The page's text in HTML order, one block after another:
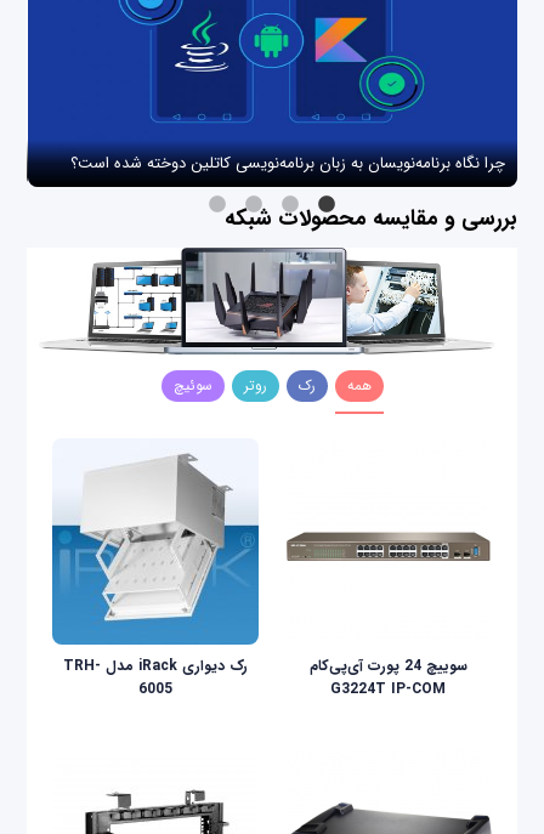
چرا نگاه برنامه‌نویسان به زبان برنامه‌نویسی کاتلین دوخته شده است؟
بررسی و مقایسه محصولات شبکه
همه رک روتر سوئیچ
سوییچ 24 پورت آی‌پی‌کام
G3224T IP-COM
رک دیواری iRack مدل TRH-
6005